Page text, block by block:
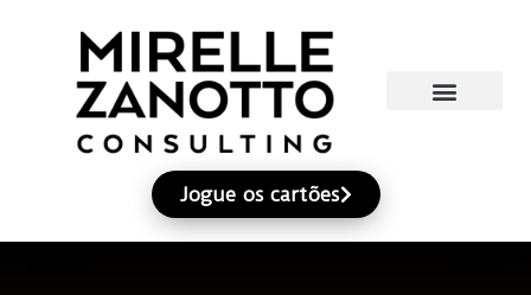
Jogue os cartões